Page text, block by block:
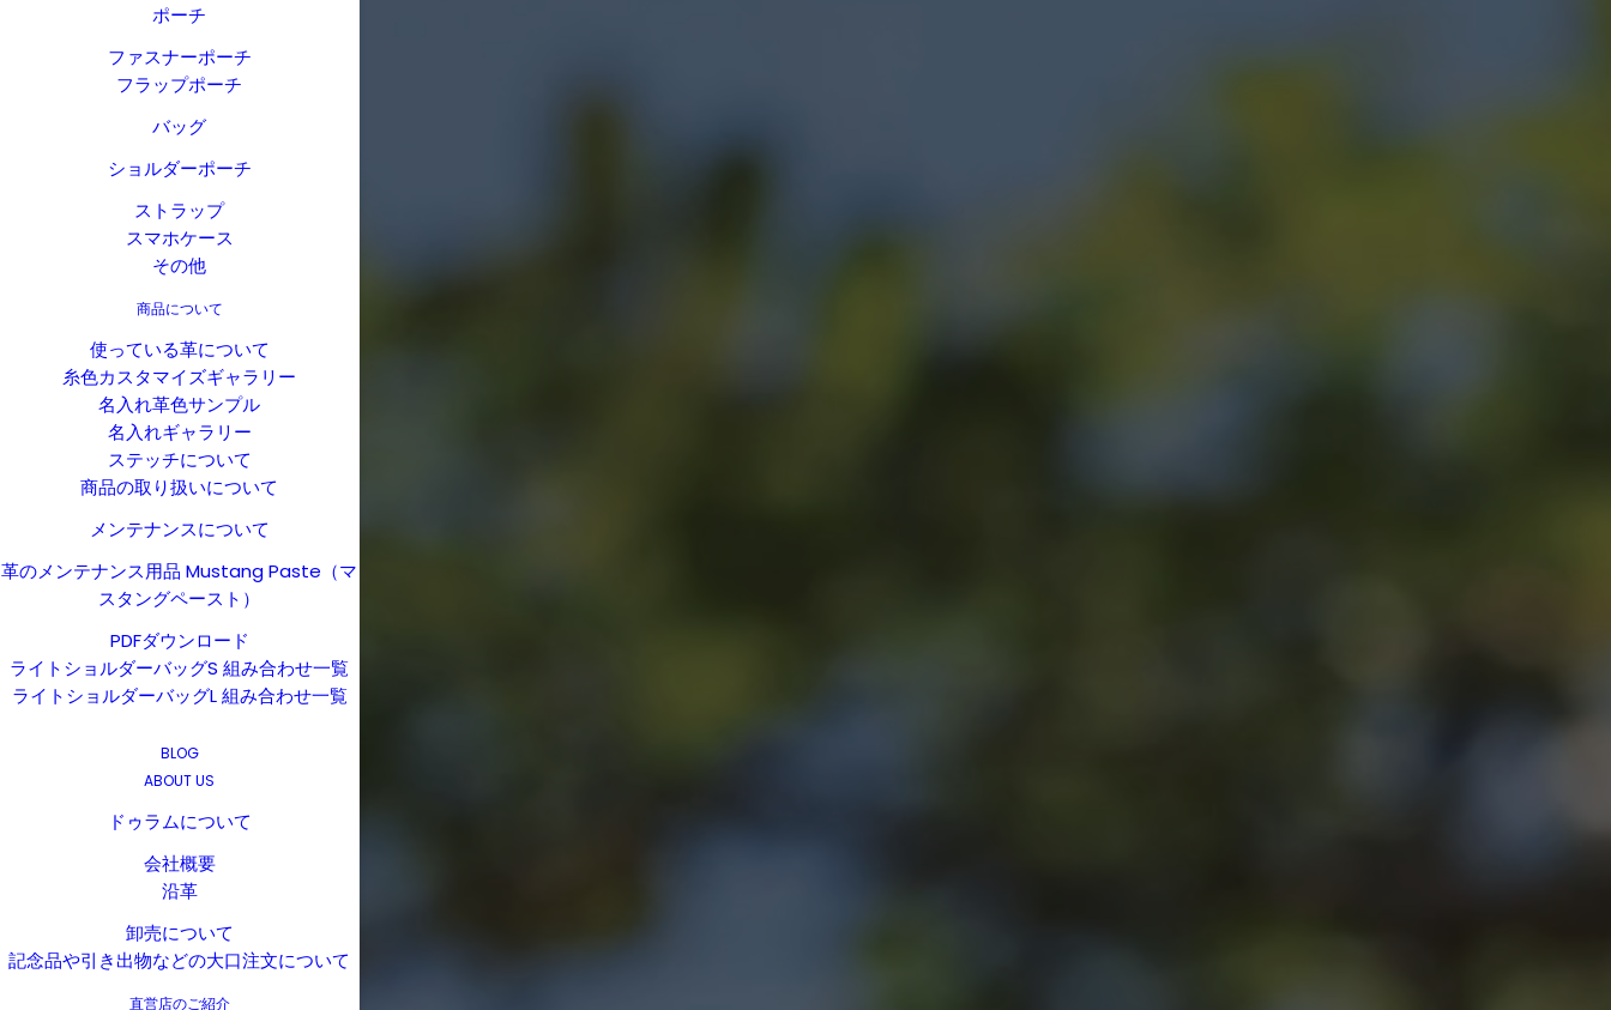
ポーチ
ファスナーポーチ
フラップポーチ
バッグ
ショルダーポーチ
ストラップ
スマホケース
その他
商品について
使っている革について
糸色カスタマイズギャラリー
名入れ革色サンプル
名入れギャラリー
ステッチについて
商品の取り扱いについて
メンテナンスについて
革のメンテナンス用品 Mustang Paste（マ
スタングペースト）
PDFダウンロード
ライトショルダーバッグS 組み合わせ一覧
ライトショルダーバッグL 組み合わせ一覧
BLOG
ABOUT US
ドゥラムについて
会社概要
沿革
卸売について
記念品や引き出物などの大口注文について
直営店のご紹介